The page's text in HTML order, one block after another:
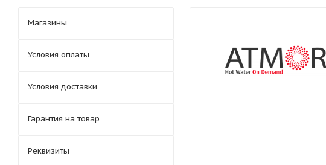
Магазины
Условия оплаты
Условия доставки
Гарантия на товар
Реквизиты